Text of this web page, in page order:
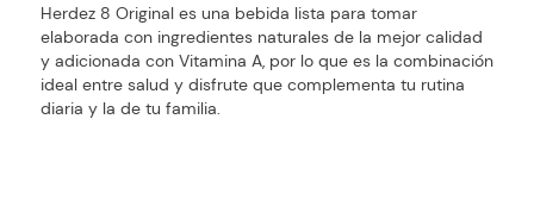
Herdez 8 Original es una bebida lista para tomar
elaborada con ingredientes naturales de la mejor calidad
y adicionada con Vitamina A, por lo que es la combinación
ideal entre salud y disfrute que complementa tu rutina
diaria y la de tu familia.